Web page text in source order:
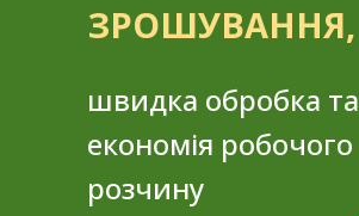
ЗРОШУВАННЯ,
швидка обробка та
економія робочого
розчину